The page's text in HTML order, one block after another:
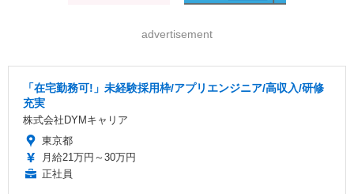
advertisement
「在宅勤務可!」未経験採用枠/アプリエンジニア/高収入/研修
充実
株式会社DYMキャリア
東京都
月給21万円～30万円
正社員